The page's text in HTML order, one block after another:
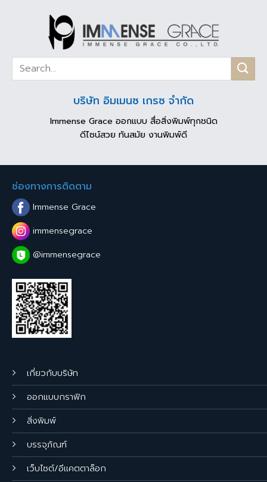
บริษัท อิมเมนซ เกรซ จำกัด
Immense Grace ออกแบบ สื่อสิ่งพิมพ์ทุกชนิด
ดีไซน์สวย ทันสมัย งานพิมพ์ดี
เกี่ยวกับบริษัท
ออกแบบกราฟิก
สิ่งพิมพ์
บรรจุภัณฑ์
เว็บไซต์/อีแคตตาล็อก
ช่องทางการติดตาม
Immense Grace
immensegrace
@immensegrace